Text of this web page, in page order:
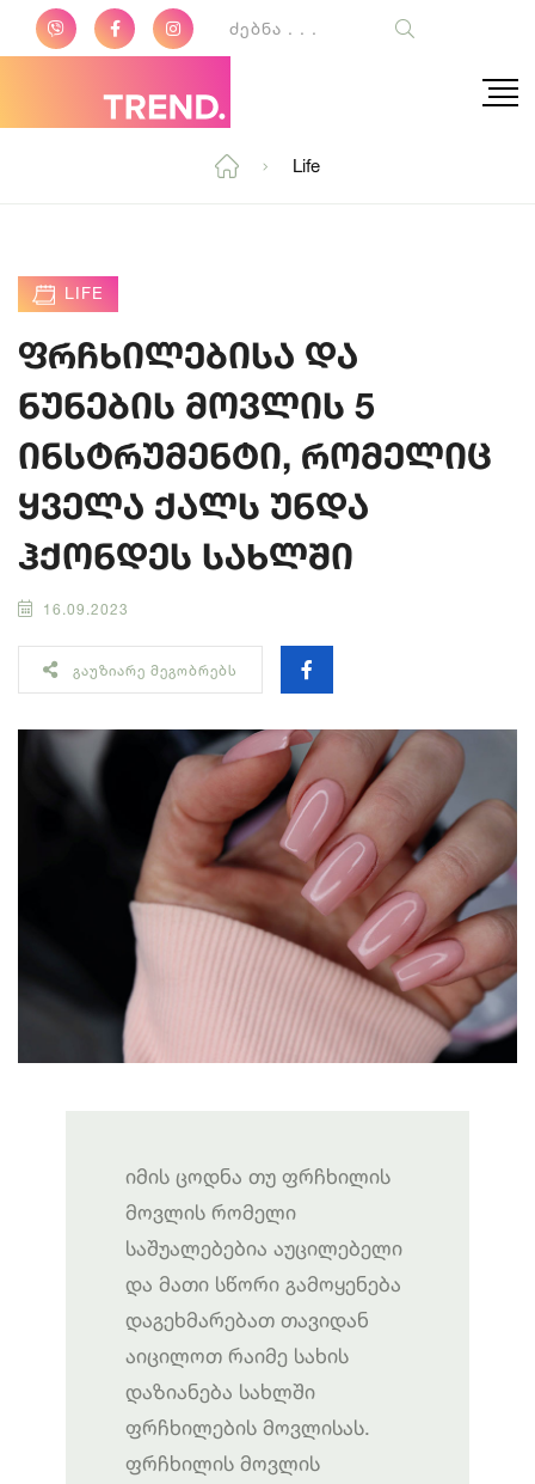
Life
LIFE
ფრჩხილებისა და
ნუნების მოვლის 5
ინსტრუმენტი, რომელიც
ყველა ქალს უნდა
ჰქონდეს სახლში
16.09.2023
ᲒᲐᲣᲖᲘᲐᲠᲔ ᲛᲔᲒᲝᲑᲠᲔᲑᲡ
იმის ცოდნა თუ ფრჩხილის
მოვლის რომელი
საშუალებებია აუცილებელი
და მათი სწორი გამოყენება
დაგეხმარებათ თავიდან
აიცილოთ რაიმე სახის
დაზიანება სახლში
ფრჩხილების მოვლისას.
ფრჩხილის მოვლის